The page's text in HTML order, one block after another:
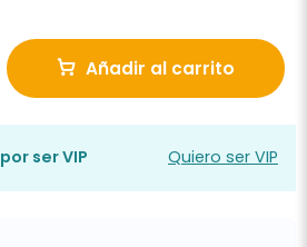
Añadir al carrito
por ser VIP Quiero ser VIP